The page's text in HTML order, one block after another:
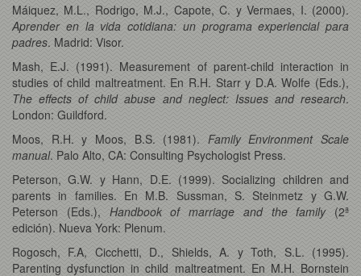
Máiquez, M.L., Rodrigo, M.J., Capote, C. y Vermaes, I. (2000).
Aprender en la vida cotidiana: un programa experiencial para
padres. Madrid: Visor.
Mash, E.J. (1991). Measurement of parent-child interaction in
studies of child maltreatment. En R.H. Starr y D.A. Wolfe (Eds.),
The effects of child abuse and neglect: Issues and research.
London: Guildford.
Moos, R.H. y Moos, B.S. (1981). Family Environment Scale
manual. Palo Alto, CA: Consulting Psychologist Press.
Peterson, G.W. y Hann, D.E. (1999). Socializing children and
parents in families. En M.B. Sussman, S. Steinmetz y G.W.
Peterson (Eds.), Handbook of marriage and the family(2ª
edición). Nueva York: Plenum.
Rogosch, F.A, Cicchetti, D., Shields, A. y Toth, S.L. (1995).
Parenting dysfunction in child maltreatment. En M.H. Bornstein